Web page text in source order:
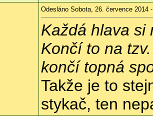
Odesláno Sobota, 26. července 2014
Každá hlava si
Končí to na
končí topná
Takže je to
stykač, ten